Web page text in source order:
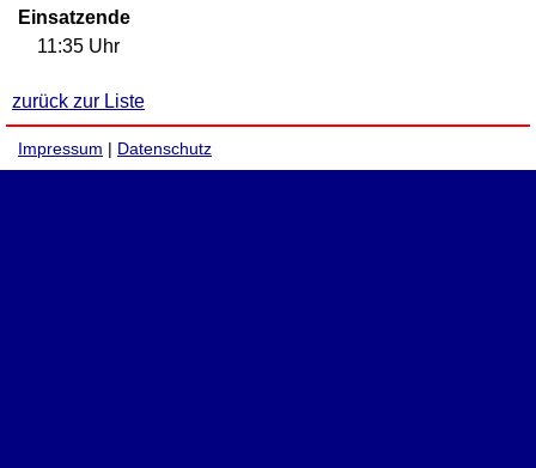
Einsatzende
11:35 Uhr
zurück zur Liste
Impressum | Datenschutz